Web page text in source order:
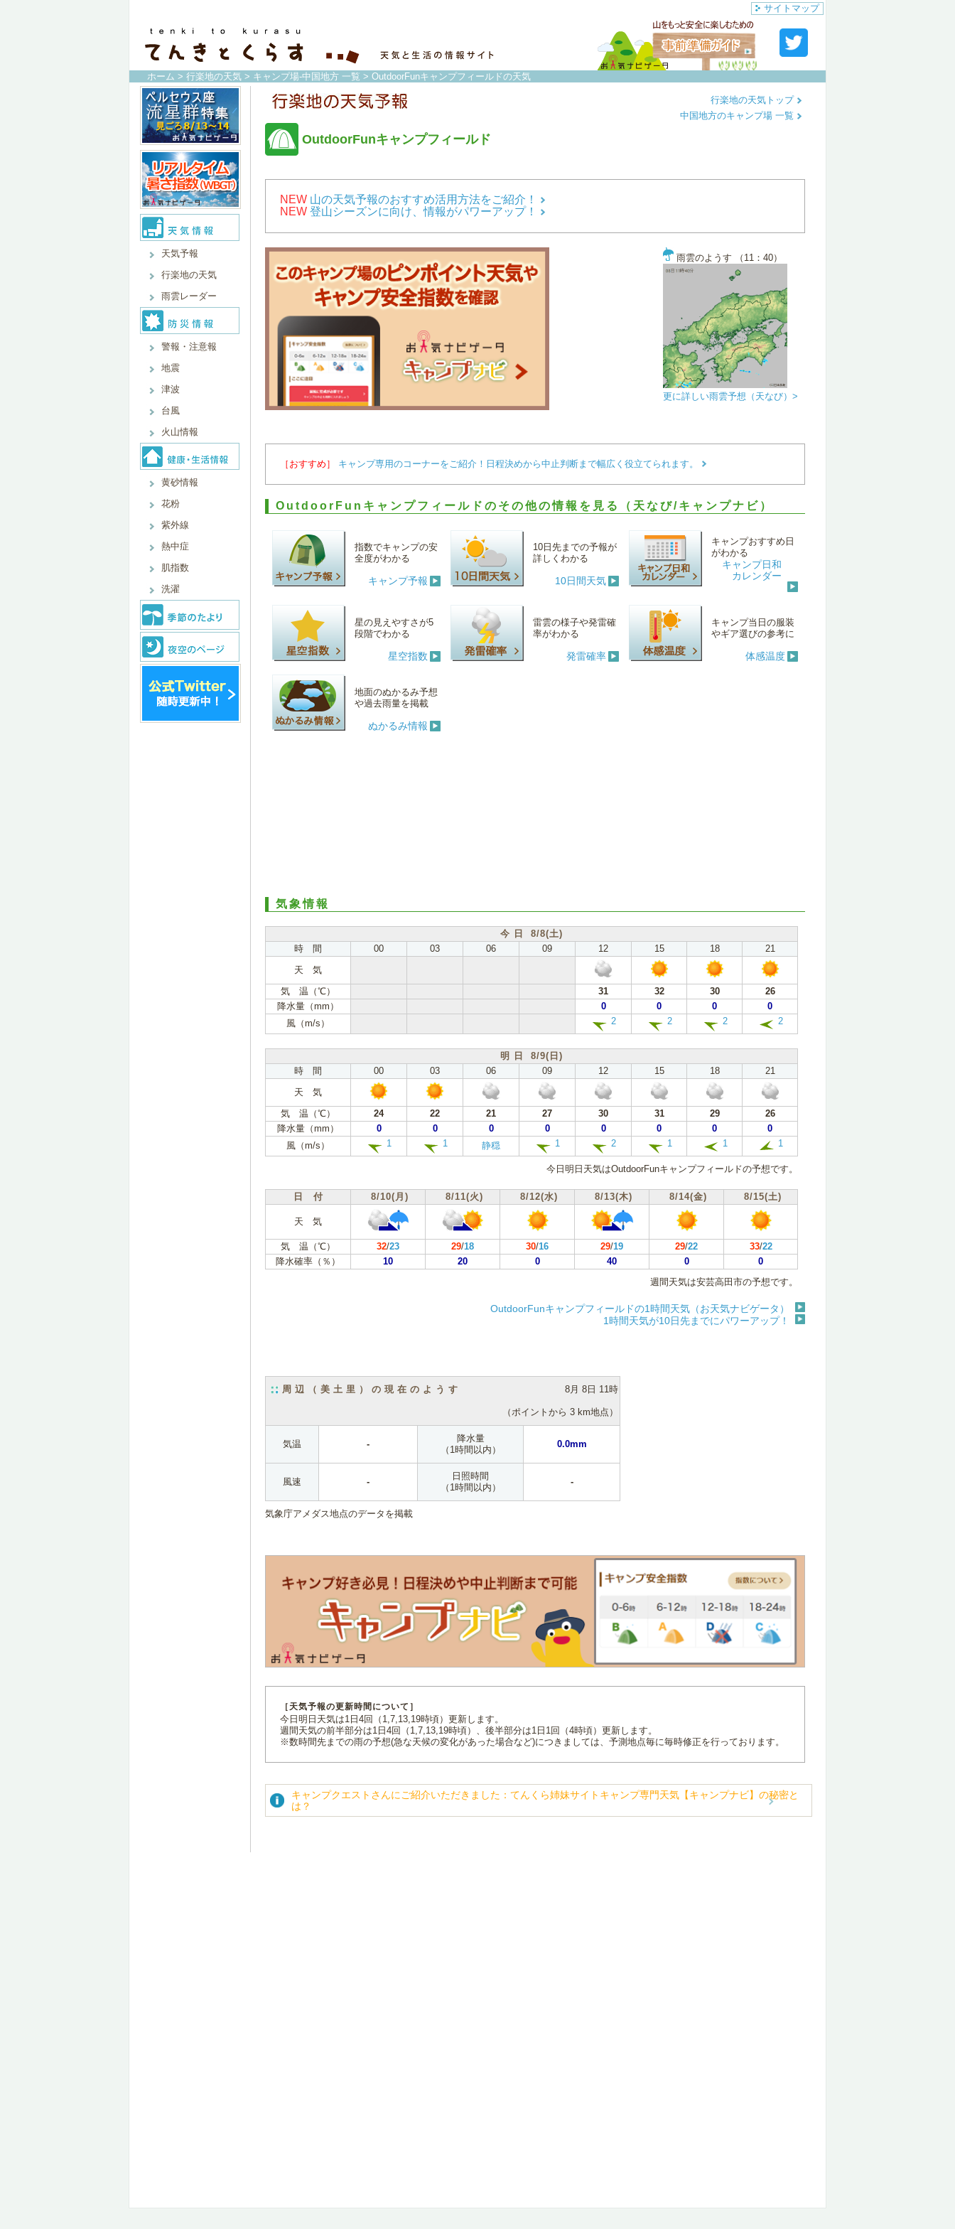
サイトマップ
ホーム > 行楽地の天気 > キャンプ場-中国地方 一覧 > OutdoorFunキャンプフィールドの天気
天気予報
行楽地の天気
雨雲レーダー
警報・注意報
地震
津波
台風
火山情報
黄砂情報
花粉
紫外線
熱中症
肌指数
洗濯
OutdoorFunキャンプフィールド
行楽地の天気トップ
中国地方のキャンプ場 一覧
NEW 山の天気予報のおすすめ活用方法をご紹介！
NEW 登山シーズンに向け、情報がパワーアップ！
雨雲のようす （11：40）
更に詳しい雨雲予想（天なび）>
［おすすめ］ キャンプ専用のコーナーをご紹介！日程決めから中止判断まで幅広く役立てられます。
OutdoorFunキャンプフィールドのその他の情報を見る（天なび/キャンプナビ）
指数でキャンプの安
全度がわかる
キャンプ予報
10日先までの予報が
詳しくわかる
10日間天気
キャンプおすすめ日
がわかる
キャンプ日和
カレンダー
星の見えやすさが5
段階でわかる
星空指数
雷雲の様子や発雷確
率がわかる
発雷確率
キャンプ当日の服装
やギア選びの参考に
体感温度
地面のぬかるみ予想
や過去雨量を掲載
ぬかるみ情報
気象情報
今 日 8/8(土)
時 間
00 03 06 09 12 15 18
21
天 気
気 温（℃）
31 32 30
26
降水量（mm）
0 0 0
0
風（m/s）
2 2 2 2
明 日 8/9(日)
時 間
00 03 06 09 12 15 18
21
天 気
気 温（℃）
24 22 21 27 30 31 29
26
降水量（mm）
0 0 0 0 0 0 0
0
風（m/s）
1 1 静穏 1 2 1 1 1
今日明日天気はOutdoorFunキャンプフィールドの予想です。
日 付 8/10(月) 8/11(火) 8/12(水) 8/13(木) 8/14(金) 8/15(土)
天 気
気 温（℃） 32/23 29/18 30/16 29/19 29/22 33/22
降水確率（％）
10 20 0 40 0
0
週間天気は安芸高田市の予想です。
OutdoorFunキャンプフィールドの1時間天気（お天気ナビゲータ）
1時間天気が10日先までにパワーアップ！
周辺（美土里）の現在のようす 8月 8日 11時
（ポイントから 3 km地点）
気温 -
降水量
（1時間以内）
0.0mm
風速 -
日照時間
（1時間以内）
-
気象庁アメダス地点のデータを掲載
［天気予報の更新時間について］
今日明日天気は1日4回（1,7,13,19時頃）更新します。
週間天気の前半部分は1日4回（1,7,13,19時頃）、後半部分は1日1回（4時頃）更新します。
※数時間先までの雨の予想(急な天候の変化があった場合など)につきましては、予測地点毎に毎時修正を行っております。
キャンプクエストさんにご紹介いただきました：てんくら姉妹サイトキャンプ専門天気【キャンプナビ】の秘密と
は？